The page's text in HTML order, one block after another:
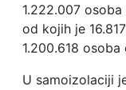
1.222.007
od kojih je
1.200.618
U samoizolaciji